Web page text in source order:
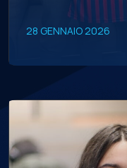
vero piacere
con ancora ben
28 GENNAIO 2026